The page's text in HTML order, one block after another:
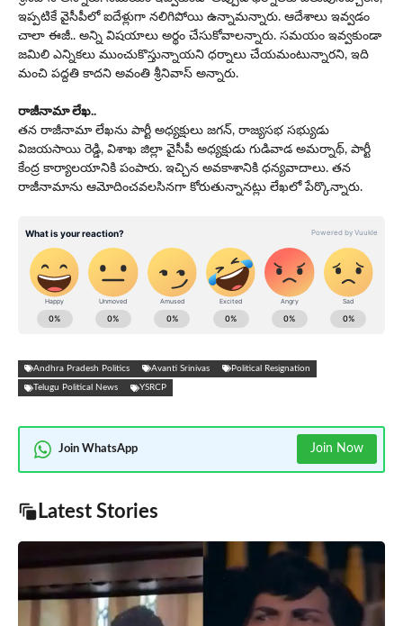
ఇప్పటికే వైసీపీలో ఐదేళ్లుగా నలిగిపోయి ఉన్నామన్నారు. ఆదేశాలు ఇవ్వడం
చాలా ఈజీ.. అన్ని విషయాలు అర్థం చేసుకోవాలన్నారు. సమయం ఇవ్వకుండా
జమిలి ఎన్నిక‌లు ముంచుకొస్తున్నాయ‌ని ధర్నాలు చేయమంటున్నారని, ఇది
మంచి పద్దతి కాదని అవంతి శ్రీ‌నివాస్ అన్నారు.
రాజీనామా లేఖ‌..
త‌న రాజీనామా లేఖను పార్టీ అధ్య‌క్షులు జ‌గ‌న్‌, రాజ్యసభ సభ్యుడు
విజయసాయి రెడ్డి, విశాఖ జిల్లా వైసీపీ అధ్యక్షుడు గుడివాడ అమర్నాథ్, పార్టీ
కేంద్ర కార్యాలయానికి పంపారు. ఇచ్చిన అవకాశానికి ధన్యవాదాలు. త‌న‌
రాజీనామాను ఆమోదించవలసినగా కోరుతున్నాన‌ట్లు లేఖలో పేర్కొన్నారు.
Andhra Pradesh Politics Avanti Srinivas Political Resignation
Telugu Political News YSRCP
Join WhatsApp Join Now
Latest Stories